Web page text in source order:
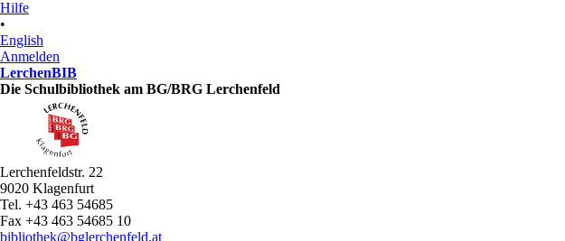
Hilfe
•
English
Anmelden
LerchenBIB
Die Schulbibliothek am BG/BRG Lerchenfeld
Lerchenfeldstr. 22
9020 Klagenfurt
Tel. +43 463 54685
Fax +43 463 54685 10
bibliothek@bglerchenfeld.at